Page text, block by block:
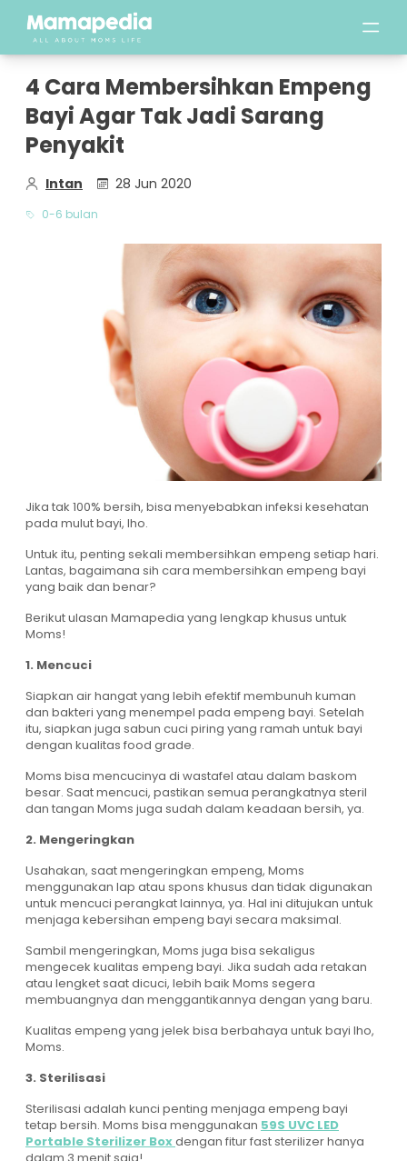
4 Cara Membersihkan Empeng
Bayi Agar Tak Jadi Sarang
Penyakit
Intan 28 Jun 2020
0-6 bulan
Jika tak 100% bersih, bisa menyebabkan infeksi kesehatan
pada mulut bayi, lho.
Untuk itu, penting sekali membersihkan empeng setiap hari.
Lantas, bagaimana sih cara membersihkan empeng bayi
yang baik dan benar?
Berikut ulasan Mamapedia yang lengkap khusus untuk
Moms!
1. Mencuci
Siapkan air hangat yang lebih efektif membunuh kuman
dan bakteri yang menempel pada empeng bayi. Setelah
itu, siapkan juga sabun cuci piring yang ramah untuk bayi
dengan kualitas food grade.
Moms bisa mencucinya di wastafel atau dalam baskom
besar. Saat mencuci, pastikan semua perangkatnya steril
dan tangan Moms juga sudah dalam keadaan bersih, ya.
2. Mengeringkan
Usahakan, saat mengeringkan empeng, Moms
menggunakan lap atau spons khusus dan tidak digunakan
untuk mencuci perangkat lainnya, ya. Hal ini ditujukan untuk
menjaga kebersihan empeng bayi secara maksimal.
Sambil mengeringkan, Moms juga bisa sekaligus
mengecek kualitas empeng bayi. Jika sudah ada retakan
atau lengket saat dicuci, lebih baik Moms segera
membuangnya dan menggantikannya dengan yang baru.
Kualitas empeng yang jelek bisa berbahaya untuk bayi lho,
Moms.
3. Sterilisasi
Sterilisasi adalah kunci penting menjaga empeng bayi
tetap bersih. Moms bisa menggunakan 59S UVC LED
Portable Sterilizer Boxdengan fitur fast sterilizer hanya